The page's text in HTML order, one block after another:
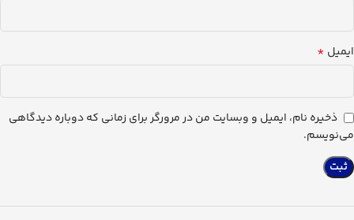
ایمیل *
ذخیره نام، ایمیل و وبسایت من در مرورگر برای زمانی که دوباره دیدگاهی
می‌نویسم.